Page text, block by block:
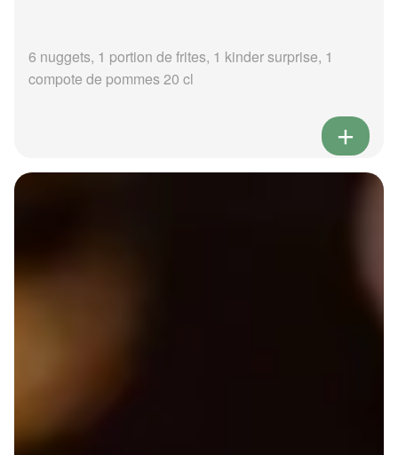
6 nuggets, 1 portion de frites, 1 kinder surprise, 1
compote de pommes 20 cl